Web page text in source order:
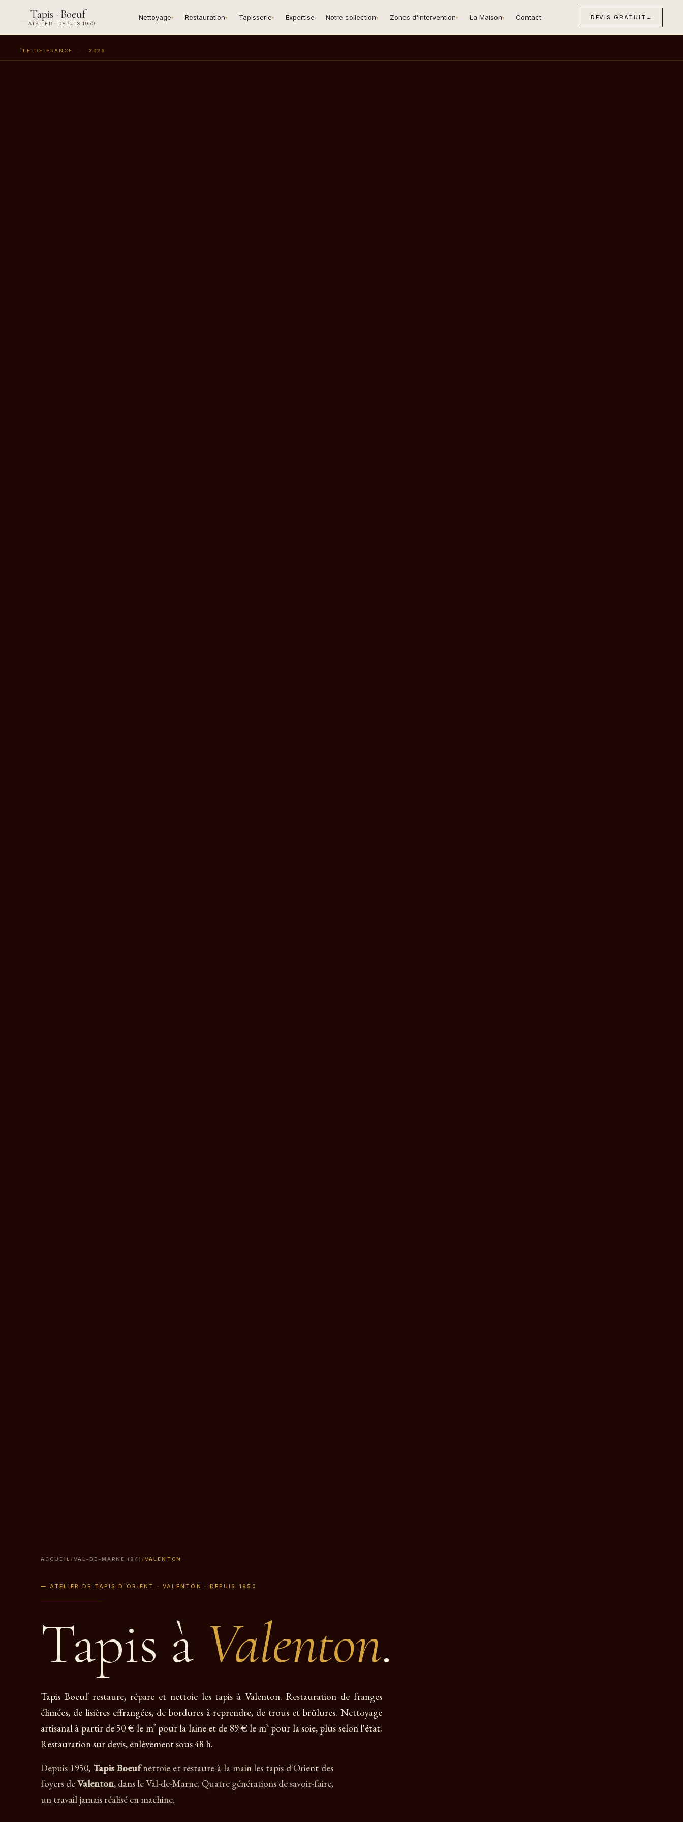
Tapis · Boeuf
ATELIER · DEPUIS 1950
Nettoyage▾ Restauration▾ Tapisserie▾ Expertise Notre collection▾ Zones d'intervention▾ La Maison▾ Contact DEVIS GRATUIT →
ÎLE-DE-FRANCE · 2026
ACCUEIL / VAL-DE-MARNE (94) / VALENTON
— ATELIER DE TAPIS D'ORIENT · VALENTON · DEPUIS 1950
Tapis à Valenton.
Tapis Boeuf restaure, répare et nettoie les tapis à Valenton. Restauration de franges
élimées, de lisières effrangées, de bordures à reprendre, de trous et brûlures. Nettoyage
artisanal à partir de 50 € le m² pour la laine et de 89 € le m² pour la soie, plus selon l'état.
Restauration sur devis, enlèvement sous 48 h.
Depuis 1950, Tapis Boeufnettoie et restaure à la main les tapis d'Orient des
foyers deValenton, dans le Val-de-Marne. Quatre générations de savoir-faire,
un travail jamais réalisé en machine.